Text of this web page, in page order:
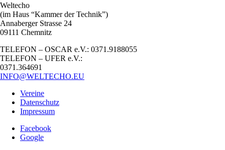
Weltecho
(im Haus “Kammer der Technik”)
Annaberger Strasse 24
09111 Chemnitz
TELEFON – OSCAR e.V.: 0371.9188055
TELEFON – UFER e.V.:
0371.364691
INFO@WELTECHO.EU
Vereine
Datenschutz
Impressum
Facebook
Google